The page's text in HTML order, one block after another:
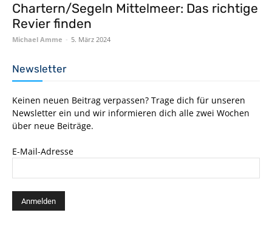
Chartern/Segeln Mittelmeer: Das richtige
Revier finden
Michael Amme - 5. März 2024
Newsletter
Keinen neuen Beitrag verpassen? Trage dich für unseren
Newsletter ein und wir informieren dich alle zwei Wochen
über neue Beiträge.
E-Mail-Adresse